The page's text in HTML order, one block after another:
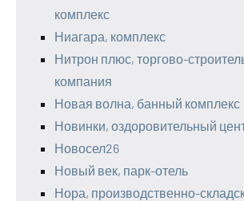
комплекс
Ниагара, комплекс
Нитрон плюс, торгово-
компания
Новая волна, банный комплекс
Новинки, оздоровительный
Новосел26
Новый век, парк-отель
Нора, производственно-